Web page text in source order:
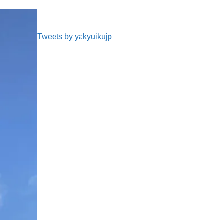
Tweets by yakyuikujp